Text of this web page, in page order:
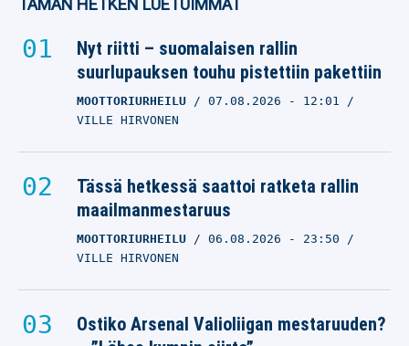
TÄMÄN HETKEN LUETUIMMAT
Nyt riitti – suomalaisen rallin
suurlupauksen touhu pistettiin pakettiin
MOOTTORIURHEILU 07.08.2026 - 12:01
VILLE HIRVONEN
Tässä hetkessä saattoi ratketa rallin
maailmanmestaruus
MOOTTORIURHEILU 06.08.2026 - 23:50
VILLE HIRVONEN
Ostiko Arsenal Valioliigan mestaruuden?